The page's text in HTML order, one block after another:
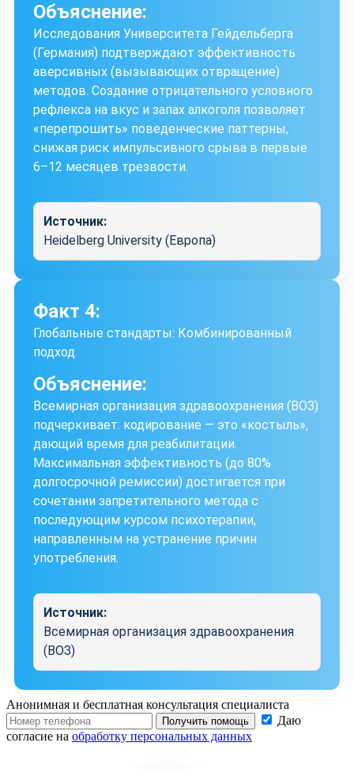
Объяснение:
Исследования Университета Гейдельберга
(Германия) подтверждают эффективность
аверсивных (вызывающих отвращение)
методов. Создание отрицательного условного
рефлекса на вкус и запах алкоголя позволяет
«перепрошить» поведенческие паттерны,
снижая риск импульсивного срыва в первые
6–12 месяцев трезвости.
Источник:
Heidelberg University (Европа)
Факт 4:
Глобальные стандарты: Комбинированный
подход
Объяснение:
Всемирная организация здравоохранения (ВОЗ)
подчеркивает: кодирование — это «костыль»,
дающий время для реабилитации.
Максимальная эффективность (до 80%
долгосрочной ремиссии) достигается при
сочетании запретительного метода с
последующим курсом психотерапии,
направленным на устранение причин
употребления.
Источник:
Всемирная организация здравоохранения
(ВОЗ)
Анонимная и бесплатная консультация специалиста
Получить помощь
Даю
согласие на обработку персональных данных